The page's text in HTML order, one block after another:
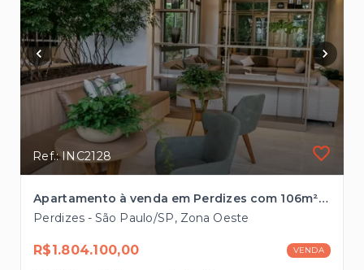
Ref.: INC2128
Apartamento à venda em Perdizes com 106m², 2 vagas pronto para morar
Perdizes - São Paulo/SP, Zona Oeste
R$1.804.100,00 VENDA